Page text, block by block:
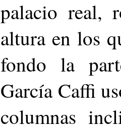
palacio real,
altura en los
fondo la
García Caffi
columnas